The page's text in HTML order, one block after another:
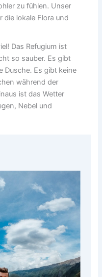
zu fühlen. Unser
die lokale Flora und
Das Refugium ist
so sauber. Es gibt
Dusche. Es gibt keine
während der
ist das Wetter
Nebel und